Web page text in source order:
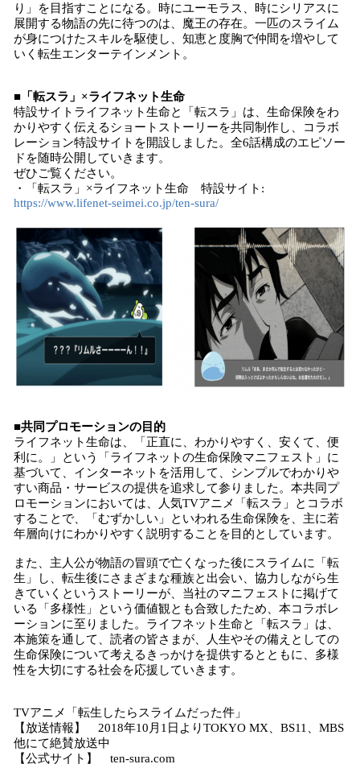
り」を目指すことになる。時にユーモラス、時にシリアスに
展開する物語の先に待つのは、魔王の存在。一匹のスライム
が身につけたスキルを駆使し、知恵と度胸で仲間を増やして
いく転生エンターテインメント。
■「転スラ」×ライフネット生命
特設サイトライフネット生命と「転スラ」は、生命保険をわ
かりやすく伝えるショートストーリーを共同制作し、コラボ
レーション特設サイトを開設しました。全6話構成のエピソー
ドを随時公開していきます。
ぜひご覧ください。
・「転スラ」×ライフネット生命 特設サイト:
https://www.lifenet-seimei.co.jp/ten-sura/
■共同プロモーションの目的
ライフネット生命は、「正直に、わかりやすく、安くて、便
利に。」という「ライフネットの生命保険マニフェスト」に
基づいて、インターネットを活用して、シンプルでわかりや
すい商品・サービスの提供を追求して参りました。本共同プ
ロモーションにおいては、人気TVアニメ「転スラ」とコラボ
することで、「むずかしい」といわれる生命保険を、主に若
年層向けにわかりやすく説明することを目的としています。
また、主人公が物語の冒頭で亡くなった後にスライムに「転
生」し、転生後にさまざまな種族と出会い、協力しながら生
きていくというストーリーが、当社のマニフェストに掲げて
いる「多様性」という価値観とも合致したため、本コラボレ
ーションに至りました。ライフネット生命と「転スラ」は、
本施策を通して、読者の皆さまが、人生やその備えとしての
生命保険について考えるきっかけを提供するとともに、多様
性を大切にする社会を応援していきます。
TVアニメ「転生したらスライムだった件」
【放送情報】 2018年10月1日よりTOKYO MX、BS11、MBS
他にて絶賛放送中
【公式サイト】 ten-sura.com